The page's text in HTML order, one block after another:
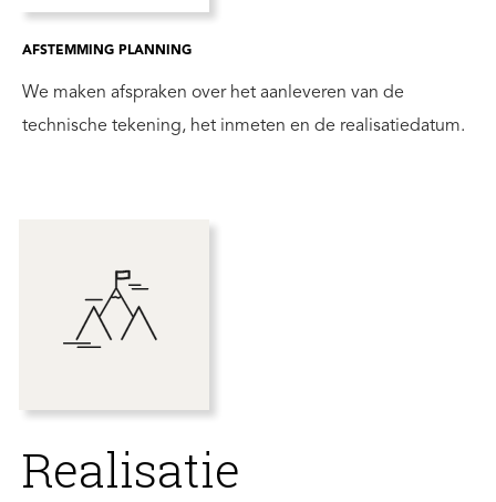
AFSTEMMING PLANNING
We maken afspraken over het aanleveren van de
technische tekening, het inmeten en de realisatiedatum.
Realisatie